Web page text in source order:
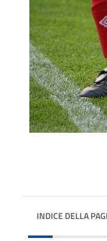
INDICE DELLA